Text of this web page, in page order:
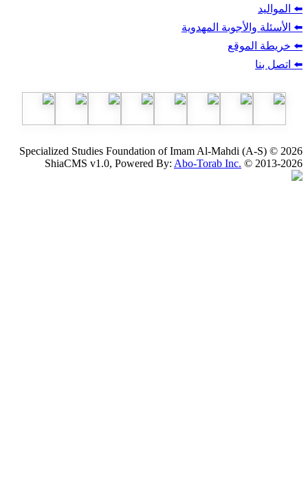
المهدوية
Specialized Studies Foundation of Imam Al-
ShiaCMS v1.0, Powered By:Abo-Torab Inc.